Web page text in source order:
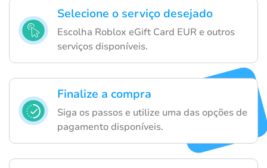
Selecione o serviço desejado
Escolha Roblox eGift Card EUR e outros
serviços disponíveis.
Finalize a compra
Siga os passos e utilize uma das opções de
pagamento disponíveis.